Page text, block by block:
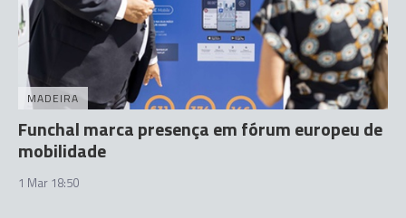
MADEIRA
Funchal marca presença em fórum europeu de
mobilidade
1 Mar 18:50